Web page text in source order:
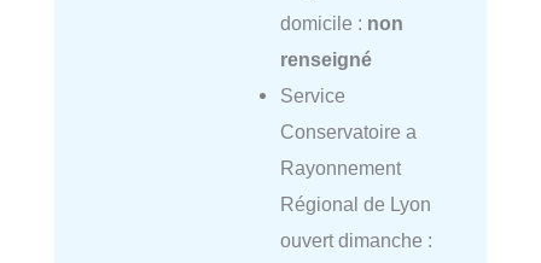
domicile : non
renseigné
Service
Conservatoire a
Rayonnement
Régional de Lyon
ouvert dimanche :